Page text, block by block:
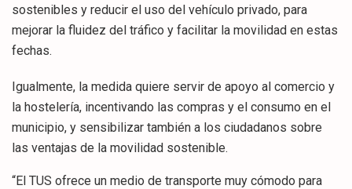
sostenibles y reducir el uso del vehículo privado, para
mejorar la fluidez del tráfico y facilitar la movilidad en estas
fechas.
Igualmente, la medida quiere servir de apoyo al comercio y
la hostelería, incentivando las compras y el consumo en el
municipio, y sensibilizar también a los ciudadanos sobre
las ventajas de la movilidad sostenible.
“El TUS ofrece un medio de transporte muy cómodo para